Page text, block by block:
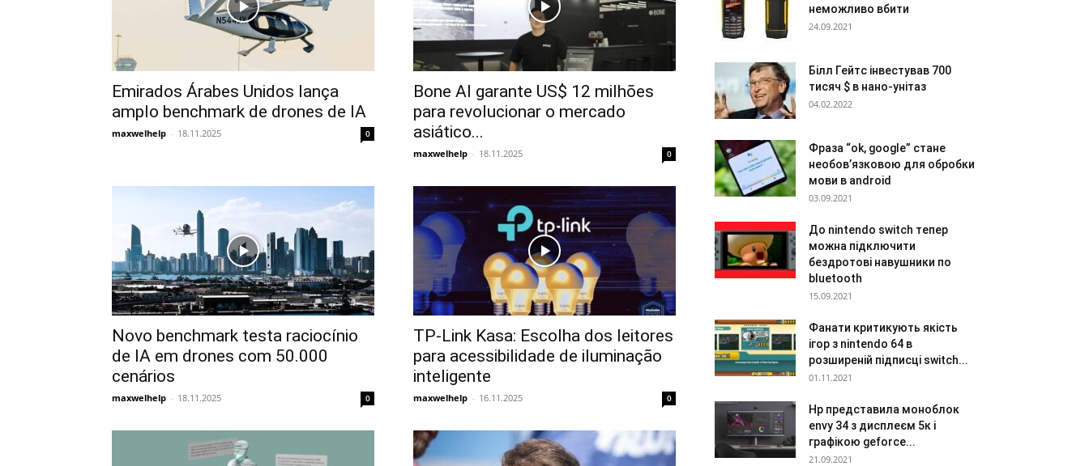
Emirados Árabes Unidos lança
amplo benchmark de drones de IA
maxwelhelp - 18.11.2025 0
Bone AI garante US$ 12 milhões
para revolucionar o mercado
asiático...
maxwelhelp - 18.11.2025 0
Novo benchmark testa raciocínio
de IA em drones com 50.000
cenários
maxwelhelp - 18.11.2025 0
TP-Link Kasa: Escolha dos leitores
para acessibilidade de iluminação
inteligente
maxwelhelp - 16.11.2025 0
неможливо вбити
24.09.2021
Білл Гейтс інвестував 700
тисяч $ в нано-унітаз
04.02.2022
Фраза “ok, google” стане
необов’язковою для обробки
мови в android
03.09.2021
До nintendo switch тепер
можна підключити
бездротові навушники по
bluetooth
15.09.2021
Фанати критикують якість
ігор з nintendo 64 в
розширеній підписці switch...
01.11.2021
Hp представила моноблок
envy 34 з дисплеєм 5к і
графікою geforce...
21.09.2021